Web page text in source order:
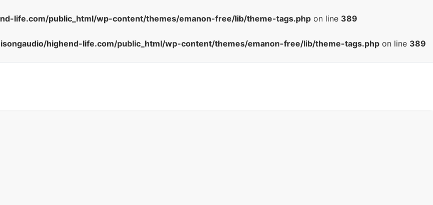
life.com/public_html/wp-content/themes/emanon-free/lib/theme-tags.php on line 389
highend-life.com/public_html/wp-content/themes/emanon-free/lib/theme-tags.php on line 389